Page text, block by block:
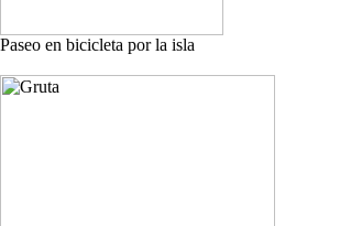
Paseo en bicicleta por la isla